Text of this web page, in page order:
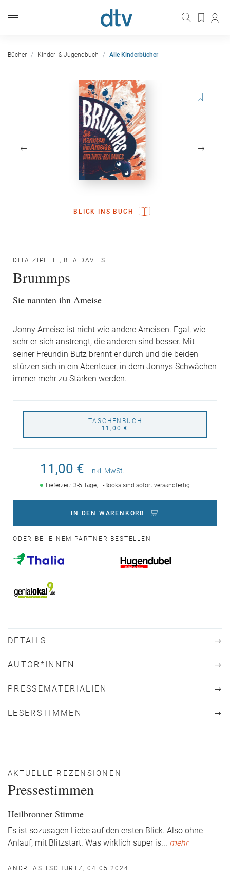
Bücher Kinder- & Jugendbuch Alle Kinderbücher
BLICK INS BUCH
DITA ZIPFEL , BEA DAVIES
Brummps
Sie nannten ihn Ameise
Jonny Ameise ist nicht wie andere Ameisen. Egal, wie
sehr er sich anstrengt, die anderen sind besser. Mit
seiner Freundin Butz brennt er durch und die beiden
stürzen sich in ein Abenteuer, in dem Jonnys Schwächen
immer mehr zu Stärken werden.
TASCHENBUCH
11,00 €
11,00 € inkl. MwSt.
Lieferzeit: 3-5 Tage, E-Books sind sofort versandfertig
IN DEN WARENKORB
ODER BEI EINEM PARTNER BESTELLEN
DETAILS
AUTOR*INNEN
PRESSEMATERIALIEN
LESERSTIMMEN
AKTUELLE REZENSIONEN
Pressestimmen
Heilbronner Stimme
Es ist sozusagen Liebe auf den ersten Blick. Also ohne
Anlauf, mit Blitzstart. Was wirklich super is... mehr
ANDREAS TSCHÜRTZ, 04.05.2024